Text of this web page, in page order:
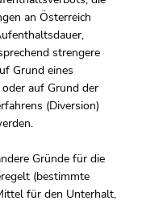
an Österreich
strengere
Grund eines
auf Grund der
(Diversion)
Gründe für die
(bestimmte
für den Unterhalt,